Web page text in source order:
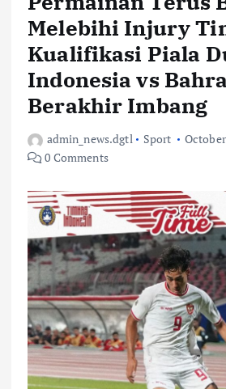
Melebihi Injury
Kualifikasi Piala
Indonesia vs
Berakhir Imbang
admin_news.dgtl Sport
0 Comments